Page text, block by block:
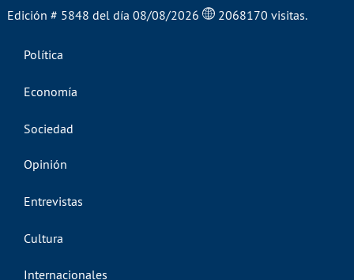
Edición # 5848 del día 08/08/2026 2068170 visitas.
Política
Economía
Sociedad
Opinión
Entrevistas
Cultura
Internacionales